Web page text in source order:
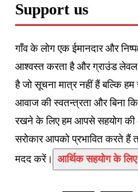
Support us
गाँव के लोग एक ईमानदार और
आश्वस्त करता है और ग्राउंड
है जो सूचना मात्र नहीं हैं बल्कि
आवाज की स्वतन्त्रता और बिना
रखने के लिए हम आपसे सहयोग की
सरोकार आपको प्रभावित करते हैं
मदद करें। आर्थिक सहयोग के